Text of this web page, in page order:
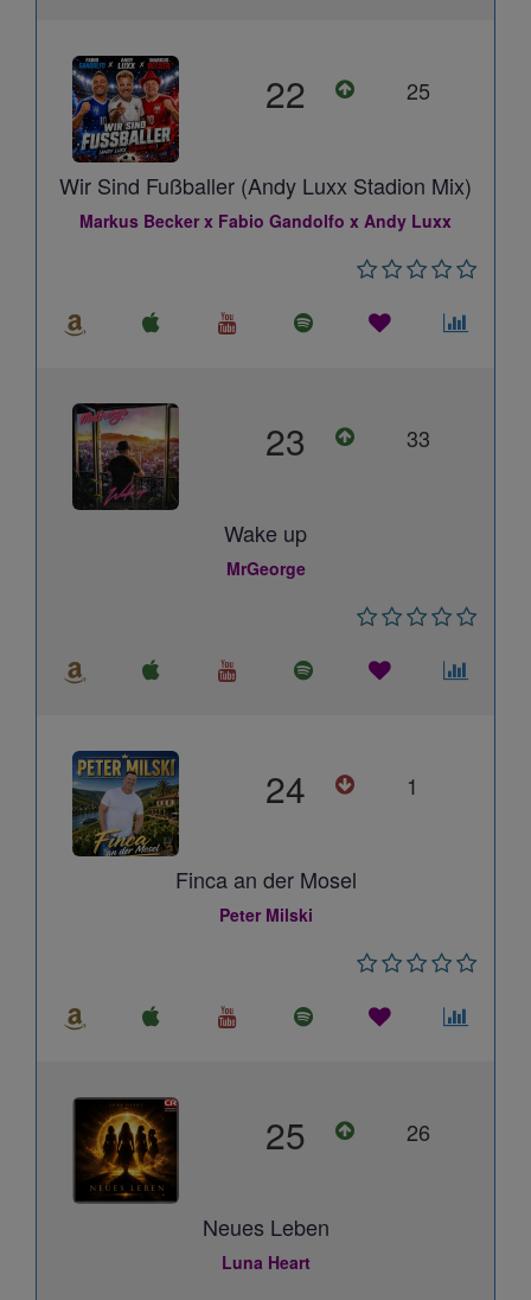
22 25
Wir Sind Fußballer (Andy Luxx Stadion Mix)
Markus Becker x Fabio Gandolfo x Andy Luxx
23 33
Wake up
MrGeorge
24 1
Finca an der Mosel
Peter Milski
25 26
Neues Leben
Luna Heart